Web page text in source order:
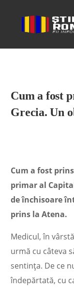
Stiri
Cum a fost
Grecia. Un
Cum a fost
primar al
de închisoare
prins la Atena.
Medicul, în
urmă cu câteva
sentința. De ce
îndepărtată, cu